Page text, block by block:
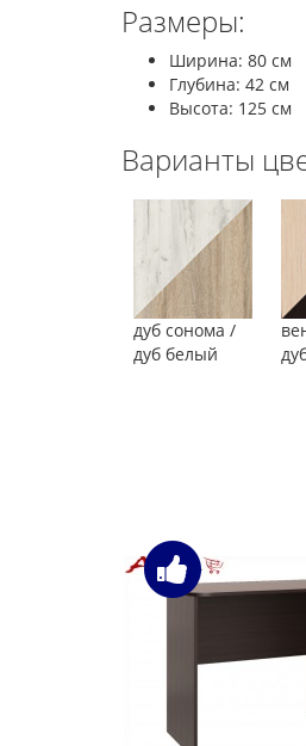
Размеры:
Ширина: 80 см
Глубина: 42 см
Высота: 125 см
Варианты
дуб сонома /
дуб белый